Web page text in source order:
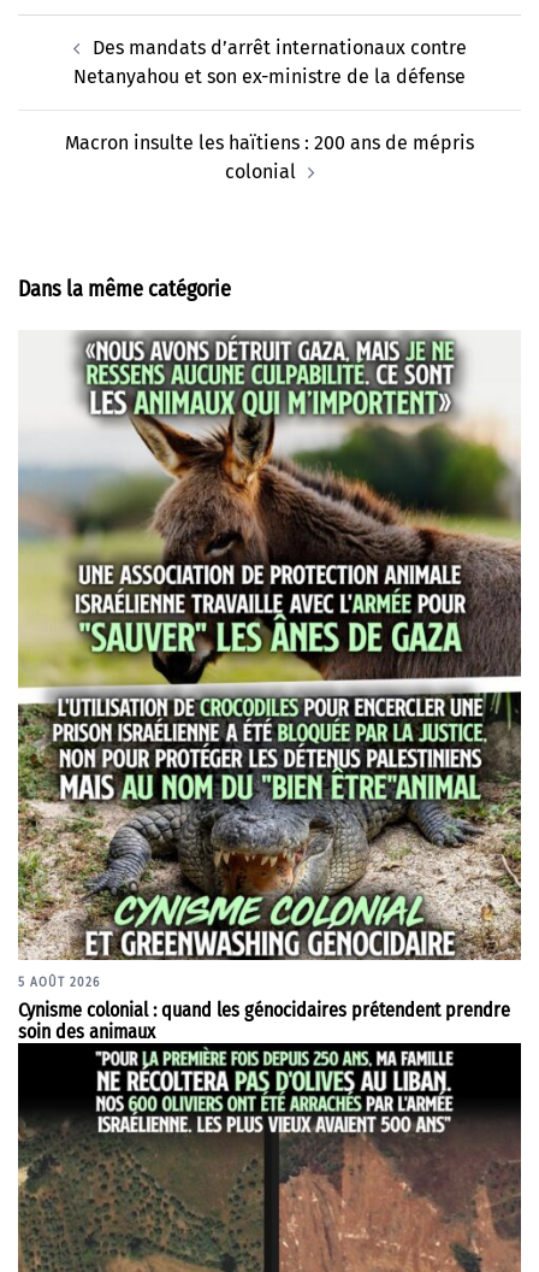
d’articleDes mandats d’arrêt internationaux contre
Netanyahou et son ex-ministre de la défense
Macron insulte les haïtiens : 200 ans de mépris
colonial
Dans la même catégorie
5 AOÛT 2026
Cynisme colonial : quand les génocidaires prétendent prendre
soin des animaux